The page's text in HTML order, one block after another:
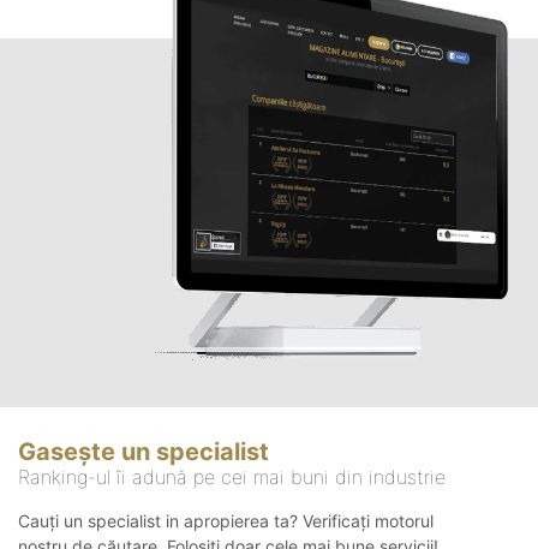
Gasește un specialist
Ranking-ul îi adună pe cei mai buni din industrie
Cauți un specialist in apropierea ta? Verificați motorul